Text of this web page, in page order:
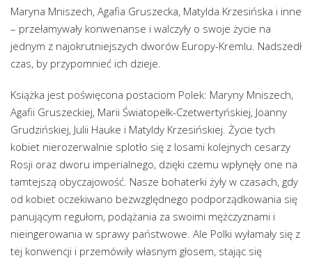
Maryna Mniszech, Agafia Gruszecka, Matylda Krzesińska i inne
– przełamywały konwenanse i walczyły o swoje życie na
jednym z najokrutniejszych dworów Europy-Kremlu. Nadszedł
czas, by przypomnieć ich dzieje.
Książka jest poświęcona postaciom Polek: Maryny Mniszech,
Agafii Gruszeckiej, Marii Światopełk-Czetwertyńskiej, Joanny
Grudzińskiej, Julii Hauke i Matyldy Krzesińskiej. Życie tych
kobiet nierozerwalnie splotło się z losami kolejnych cesarzy
Rosji oraz dworu imperialnego, dzięki czemu wpłynęły one na
tamtejszą obyczajowość. Nasze bohaterki żyły w czasach, gdy
od kobiet oczekiwano bezwzględnego podporządkowania się
panującym regułom, podążania za swoimi mężczyznami i
nieingerowania w sprawy państwowe. Ale Polki wyłamały się z
tej konwencji i przemówiły własnym głosem, stając się